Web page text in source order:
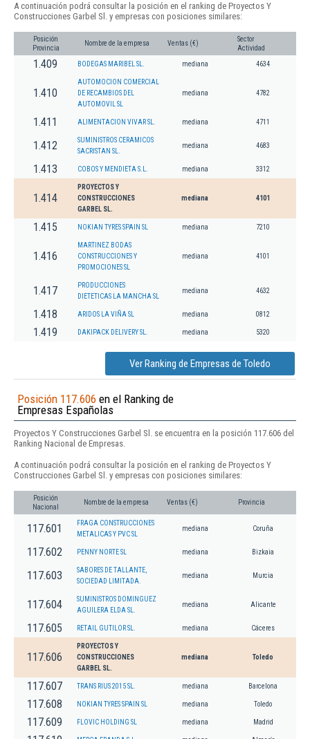
A continuación podrá consultar la posición en el ranking de Proyectos Y
Construcciones Garbel Sl. y empresas con posiciones similares:
Posición
Provincia
Nombre de la empresa Ventas (€)
Sector
Actividad
1.409 BODEGAS MARIBEL SL. mediana 4634
1.410
AUTOMOCION COMERCIAL
DE RECAMBIOS DEL
AUTOMOVIL SL
mediana 4782
1.411 ALIMENTACION VIVAR SL. mediana 4711
1.412
SUMINISTROS CERAMICOS
SACRISTAN SL.
mediana 4683
1.413 COBOS Y MENDIETA S.L. mediana 3312
1.414
PROYECTOS Y
CONSTRUCCIONES
GARBEL SL.
mediana 4101
1.415 NOKIAN TYRES SPAIN SL mediana 7210
1.416
MARTINEZ BODAS
CONSTRUCCIONES Y
PROMOCIONES SL
mediana 4101
1.417
PRODUCCIONES
DIETETICAS LA MANCHA SL
mediana 4632
1.418 ARIDOS LA VIÑA SL mediana 0812
1.419 DAKIPACK DELIVERY SL. mediana 5320
Ver Ranking de Empresas de Toledo
Posición 117.606 en el Ranking de
Empresas Españolas
Proyectos Y Construcciones Garbel Sl. se encuentra en la posición 117.606 del
Ranking Nacional de Empresas.
A continuación podrá consultar la posición en el ranking de Proyectos Y
Construcciones Garbel Sl. y empresas con posiciones similares:
Posición
Nacional
Nombre de la empresa Ventas (€) Provincia
117.601
FRAGA CONSTRUCCIONES
METALICAS Y PVC SL
mediana Coruña
117.602 PENNY NORTE SL mediana Bizkaia
117.603
SABORES DE TALLANTE,
SOCIEDAD LIMITADA.
mediana Murcia
117.604
SUMINISTROS DOMINGUEZ
AGUILERA ELDA SL.
mediana Alicante
117.605 RETAIL GUTILOR SL. mediana Cáceres
117.606
PROYECTOS Y
CONSTRUCCIONES
GARBEL SL.
mediana Toledo
117.607 TRANS RIUS 2015 SL. mediana Barcelona
117.608 NOKIAN TYRES SPAIN SL mediana Toledo
117.609 FLOVIC HOLDING SL mediana Madrid